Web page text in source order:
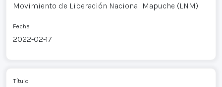
Movimiento de Liberación Nacional Mapuche (LNM)
Fecha
2022-02-17
Título